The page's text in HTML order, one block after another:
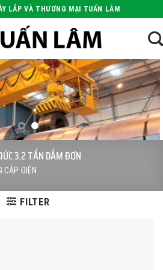
LẮP VÀ THƯƠNG MẠI TUẤN LÂM
3.2 TẤN DẦM ĐƠN
CÁP ĐIỆN
FILTER